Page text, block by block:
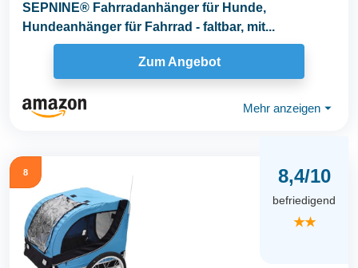
SEPNINE® Fahrradanhänger für Hunde,
Hundeanhänger für Fahrrad - faltbar, mit...
Zum Angebot
Mehr anzeigen ⏷
8 8,4/10
befriedigend
★★